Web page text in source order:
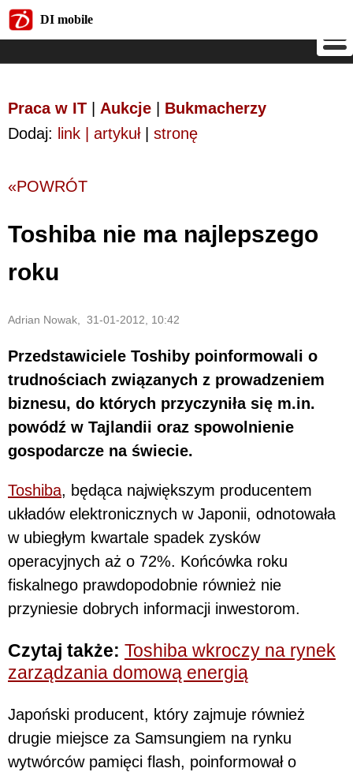
DI mobile
Praca w IT Aukcje
Bukmacherzy
Dodaj: link | artykuł| stronę
«POWRÓT
Toshiba nie ma najlepszego
roku
Adrian Nowak, 31-01-2012, 10:42
Przedstawiciele Toshiby poinformowali o
trudnościach związanych z prowadzeniem
biznesu, do których przyczyniła się m.in.
powódź w Tajlandii oraz spowolnienie
gospodarcze na świecie.
Toshiba, będąca największym producentem
układów elektronicznych w Japonii, odnotowała
w ubiegłym kwartale spadek zysków
operacyjnych aż o 72%. Końcówka roku
fiskalnego prawdopodobnie również nie
przyniesie dobrych informacji inwestorom.
Czytaj także: Toshiba wkroczy na rynek
zarządzania domową energią
Japoński producent, który zajmuje również
drugie miejsce za Samsungiem na rynku
wytwórców pamięci flash, poinformował o
DI mobile